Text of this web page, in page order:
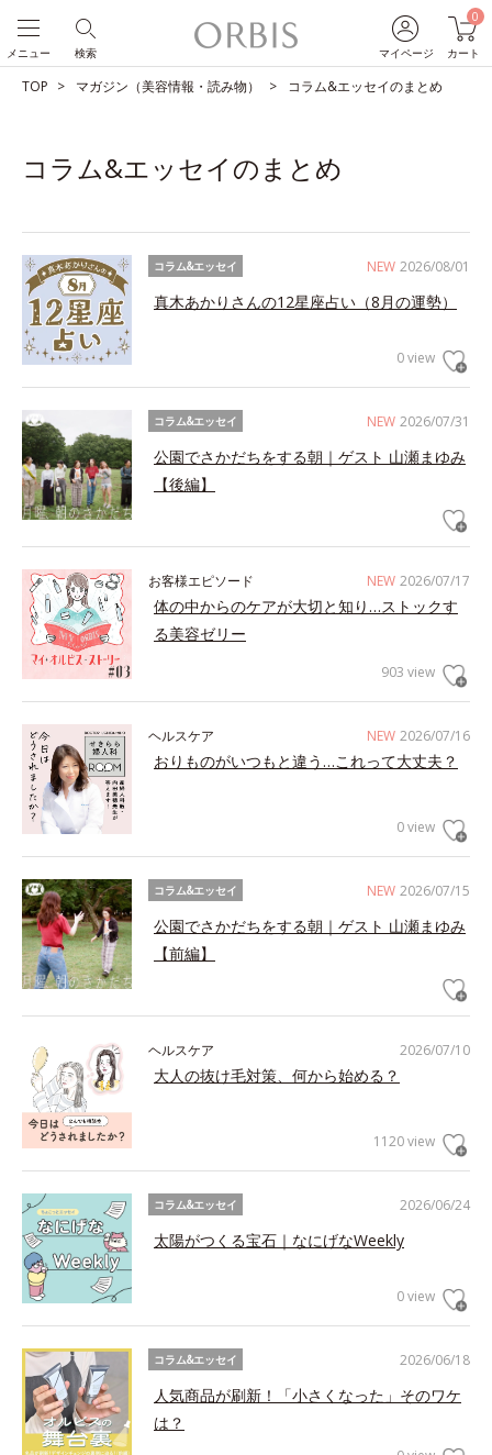
マイページ
0
カート
検索
メニュー
TOP マガジン（美容情報・読み物） コラム&エッセイのまとめ
コラム&エッセイのまとめ
NEW 2026/08/01
コラム&エッセイ
真木あかりさんの12星座占い（8月の運勢）
0 view
NEW 2026/07/31
コラム&エッセイ
公園でさかだちをする朝｜ゲスト 山瀬まゆみ
【後編】
NEW 2026/07/17
お客様エピソード
体の中からのケアが大切と知り…ストックす
る美容ゼリー
903 view
NEW 2026/07/16
ヘルスケア
おりものがいつもと違う…これって大丈夫？
0 view
NEW 2026/07/15
コラム&エッセイ
公園でさかだちをする朝｜ゲスト 山瀬まゆみ
【前編】
2026/07/10
ヘルスケア
大人の抜け毛対策、何から始める？
1120 view
2026/06/24
コラム&エッセイ
太陽がつくる宝石｜なにげなWeekly
0 view
2026/06/18
コラム&エッセイ
人気商品が刷新！「小さくなった」そのワケ
は？